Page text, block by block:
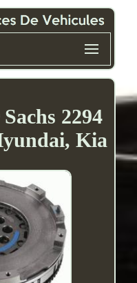
2294
Kia